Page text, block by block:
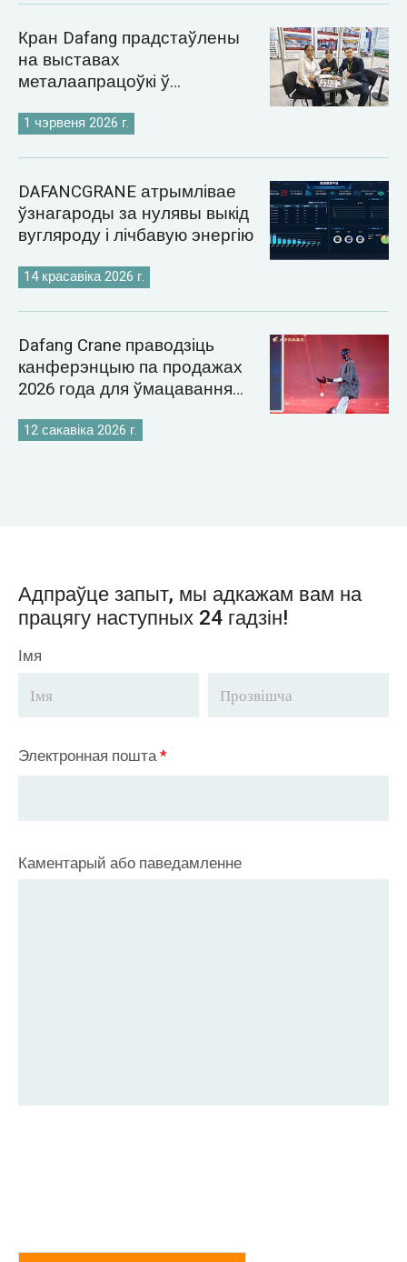
Кран Dafang прадстаўлены
на выставах
металаапрацоўкі ў
2026 годзе
1 чэрвеня 2026 г.
DAFANCGRANE атрымлівае
ўзнагароды за нулявы выкід
вугляроду і лічбавую энергію
14 красавіка 2026 г.
Dafang Crane праводзіць
канферэнцыю па продажах
2026 года для ўмацавання
кранаў
12 сакавіка 2026 г.
Адпраўце запыт, мы адкажам вам на
працягу наступных 24 гадзін!
Імя
Электронная пошта*
Каментарый або паведамленне